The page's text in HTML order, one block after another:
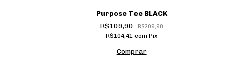
Purpose Tee BLACK
R$109,90
R$209,90
R$104,41com Pix
Comprar